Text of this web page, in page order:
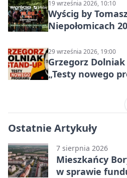
19 września 2026, 10:10
Wyścig by
Niepołomicach
29 września 2026, 19:00
Grzegorz
„Testy nowego
Ostatnie Artykuły
7 sierpnia 2026
Mieszkańcy
w sprawie